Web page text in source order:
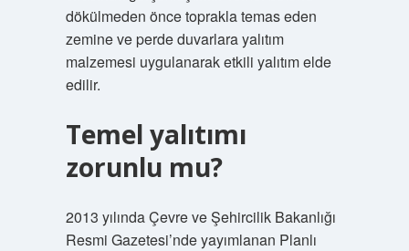
dökülmeden önce toprakla temas eden
zemine ve perde duvarlara yalıtım
malzemesi uygulanarak etkili yalıtım elde
edilir.
Temel yalıtımı
zorunlu mu?
2013 yılında Çevre ve Şehircilik Bakanlığı
Resmi Gazetesi’nde yayımlanan Planlı